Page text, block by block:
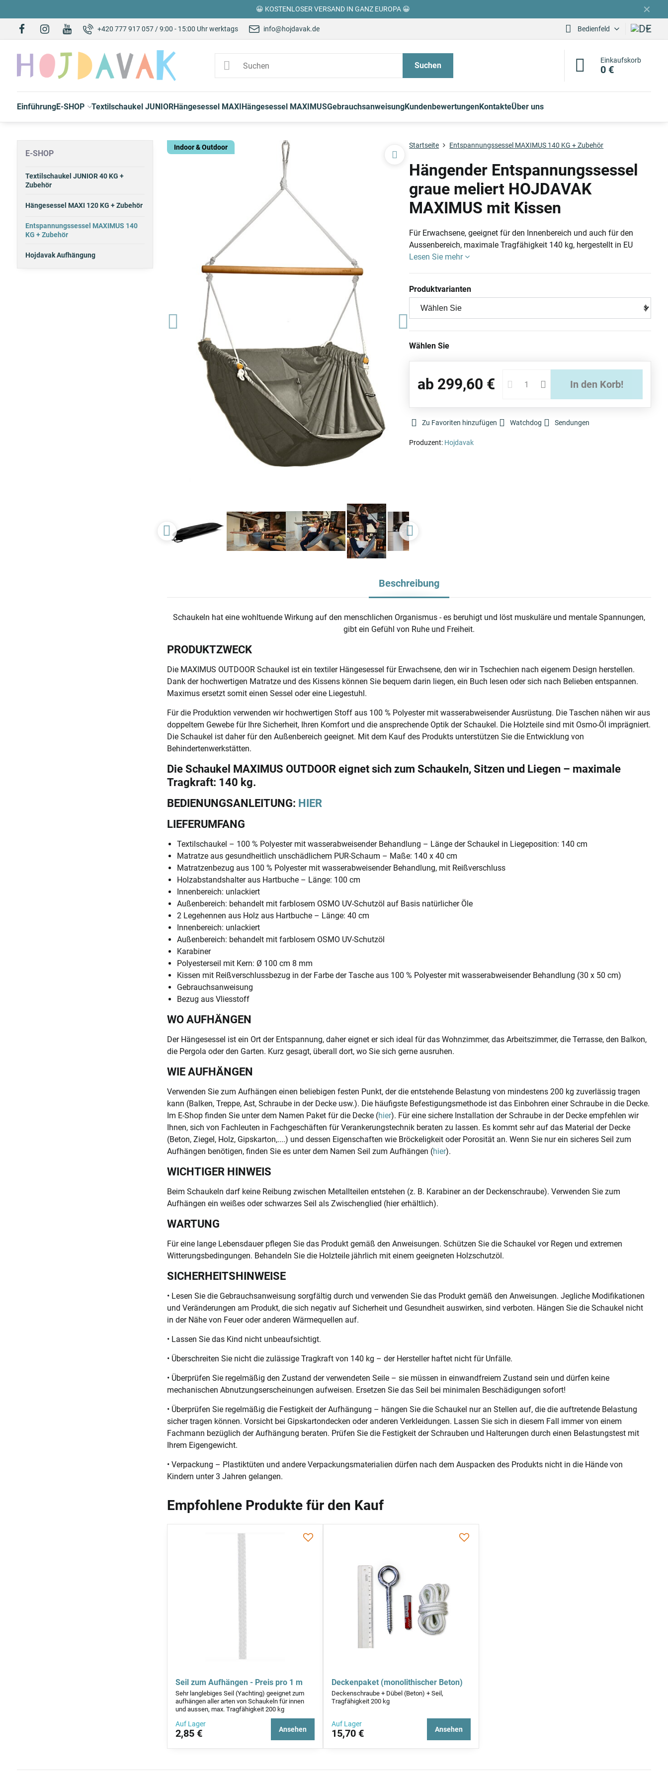
✕
😀 KOSTENLOSER VERSAND IN GANZ EUROPA 😀
+420 777 917 057 / 9:00 - 15:00 Uhr werktags info@hojdavak.de Bedienfeld
Suchen
Einkaufskorb
0 €
EinführungE-SHOP Textilschaukel JUNIORHängesessel MAXIHängesessel MAXIMUSGebrauchsanweisungKundenbewertungenKontakteÜber uns
Indoor & Outdoor Startseite Entspannungssessel MAXIMUS 140 KG + Zubehör
Hängender Entspannungssessel
graue meliert HOJDAVAK
MAXIMUS mit Kissen
Für Erwachsene, geeignet für den Innenbereich und auch für den
Aussenbereich, maximale Tragfähigkeit 140 kg, hergestellt in EU
Lesen Sie mehr
Produktvarianten
Wählen Sie
ab 299,60 € In den Korb!
Zu Favoriten hinzufügen Watchdog Sendungen
Produzent: Hojdavak
Beschreibung
Schaukeln hat eine wohltuende Wirkung auf den menschlichen Organismus - es beruhigt und löst muskuläre und mentale Spannungen,
gibt ein Gefühl von Ruhe und Freiheit.
PRODUKTZWECK
Die MAXIMUS OUTDOOR Schaukel ist ein textiler Hängesessel für Erwachsene, den wir in Tschechien nach eigenem Design herstellen.
Dank der hochwertigen Matratze und des Kissens können Sie bequem darin liegen, ein Buch lesen oder sich nach Belieben entspannen.
Maximus ersetzt somit einen Sessel oder eine Liegestuhl.
Für die Produktion verwenden wir hochwertigen Stoff aus 100 % Polyester mit wasserabweisender Ausrüstung. Die Taschen nähen wir aus
doppeltem Gewebe für Ihre Sicherheit, Ihren Komfort und die ansprechende Optik der Schaukel. Die Holzteile sind mit Osmo-Öl imprägniert.
Die Schaukel ist daher für den Außenbereich geeignet. Mit dem Kauf des Produkts unterstützen Sie die Entwicklung von
Behindertenwerkstätten.
Die Schaukel MAXIMUS OUTDOOR eignet sich zum Schaukeln, Sitzen und Liegen – maximale
Tragkraft: 140 kg.
BEDIENUNGSANLEITUNG: HIER
LIEFERUMFANG
Textilschaukel – 100 % Polyester mit wasserabweisender Behandlung – Länge der Schaukel in Liegeposition: 140 cm
Matratze aus gesundheitlich unschädlichem PUR-Schaum – Maße: 140 x 40 cm
Matratzenbezug aus 100 % Polyester mit wasserabweisender Behandlung, mit Reißverschluss
Holzabstandshalter aus Hartbuche – Länge: 100 cm
Innenbereich: unlackiert
Außenbereich: behandelt mit farblosem OSMO UV-Schutzöl auf Basis natürlicher Öle
2 Legehennen aus Holz aus Hartbuche – Länge: 40 cm
Innenbereich: unlackiert
Außenbereich: behandelt mit farblosem OSMO UV-Schutzöl
Karabiner
Polyesterseil mit Kern: Ø 100 cm 8 mm
Kissen mit Reißverschlussbezug in der Farbe der Tasche aus 100 % Polyester mit wasserabweisender Behandlung (30 x 50 cm)
Gebrauchsanweisung
Bezug aus Vliesstoff
WO AUFHÄNGEN
Der Hängesessel ist ein Ort der Entspannung, daher eignet er sich ideal für das Wohnzimmer, das Arbeitszimmer, die Terrasse, den Balkon,
die Pergola oder den Garten. Kurz gesagt, überall dort, wo Sie sich gerne ausruhen.
WIE AUFHÄNGEN
Verwenden Sie zum Aufhängen einen beliebigen festen Punkt, der die entstehende Belastung von mindestens 200 kg zuverlässig tragen
kann (Balken, Treppe, Ast, Schraube in der Decke usw.). Die häufigste Befestigungsmethode ist das Einbohren einer Schraube in die Decke.
Im E-Shop finden Sie unter dem Namen Paket für die Decke (hier). Für eine sichere Installation der Schraube in der Decke empfehlen wir
Ihnen, sich von Fachleuten in Fachgeschäften für Verankerungstechnik beraten zu lassen. Es kommt sehr auf das Material der Decke
(Beton, Ziegel, Holz, Gipskarton,....) und dessen Eigenschaften wie Bröckeligkeit oder Porosität an. Wenn Sie nur ein sicheres Seil zum
Aufhängen benötigen, finden Sie es unter dem Namen Seil zum Aufhängen (hier).
WICHTIGER HINWEIS
Beim Schaukeln darf keine Reibung zwischen Metallteilen entstehen (z. B. Karabiner an der Deckenschraube). Verwenden Sie zum
Aufhängen ein weißes oder schwarzes Seil als Zwischenglied (hier erhältlich).
WARTUNG
Für eine lange Lebensdauer pflegen Sie das Produkt gemäß den Anweisungen. Schützen Sie die Schaukel vor Regen und extremen
Witterungsbedingungen. Behandeln Sie die Holzteile jährlich mit einem geeigneten Holzschutzöl.
SICHERHEITSHINWEISE
• Lesen Sie die Gebrauchsanweisung sorgfältig durch und verwenden Sie das Produkt gemäß den Anweisungen. Jegliche Modifikationen
und Veränderungen am Produkt, die sich negativ auf Sicherheit und Gesundheit auswirken, sind verboten. Hängen Sie die Schaukel nicht
in der Nähe von Feuer oder anderen Wärmequellen auf.
• Lassen Sie das Kind nicht unbeaufsichtigt.
• Überschreiten Sie nicht die zulässige Tragkraft von 140 kg – der Hersteller haftet nicht für Unfälle.
• Überprüfen Sie regelmäßig den Zustand der verwendeten Seile – sie müssen in einwandfreiem Zustand sein und dürfen keine
mechanischen Abnutzungserscheinungen aufweisen. Ersetzen Sie das Seil bei minimalen Beschädigungen sofort!
• Überprüfen Sie regelmäßig die Festigkeit der Aufhängung – hängen Sie die Schaukel nur an Stellen auf, die die auftretende Belastung
sicher tragen können. Vorsicht bei Gipskartondecken oder anderen Verkleidungen. Lassen Sie sich in diesem Fall immer von einem
Fachmann bezüglich der Aufhängung beraten. Prüfen Sie die Festigkeit der Schrauben und Halterungen durch einen Belastungstest mit
Ihrem Eigengewicht.
• Verpackung – Plastiktüten und andere Verpackungsmaterialien dürfen nach dem Auspacken des Produkts nicht in die Hände von
Kindern unter 3 Jahren gelangen.
Empfohlene Produkte für den Kauf
Seil zum Aufhängen - Preis pro 1 m
Sehr langlebiges Seil (Yachting) geeignet zum
aufhängen aller arten von Schaukeln für innen
und aussen, max. Tragfähigkeit 200 kg
Auf Lager
2,85 € Ansehen
Deckenpaket (monolithischer Beton)
Deckenschraube + Dübel (Beton) + Seil,
Tragfähigkeit 200 kg
Auf Lager
15,70 € Ansehen
E-SHOP
Textilschaukel JUNIOR 40 KG +
Zubehör
Hängesessel MAXI 120 KG + Zubehör
Entspannungssessel MAXIMUS 140
KG + Zubehör
Hojdavak Aufhängung